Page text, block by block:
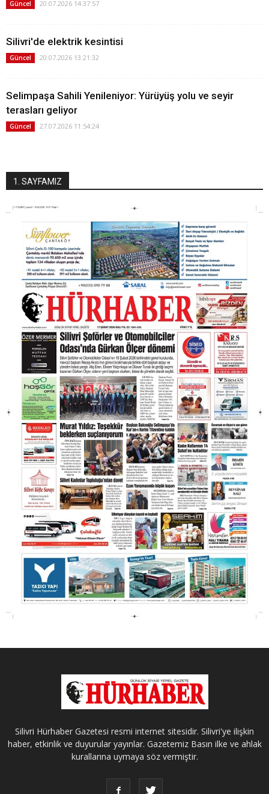
Güncel 20.07.2026 14:37:57
Silivri'de elektrik kesintisi
Güncel 20.07.2026 13:21:32
Selimpaşa Sahili Yenileniyor: Yürüyüş yolu ve seyir
terasları geliyor
Güncel 27.07.2026 11:54:24
1. SAYFAMIZ
Silivri Hürhaber Gazetesi resmi internet sitesidir. Silivri'ye ilişkin
haber, etkinlik ve duyurular yayınlar. Gazetemiz Basın ilke ve ahlak
kurallarına uymaya söz vermiştir.